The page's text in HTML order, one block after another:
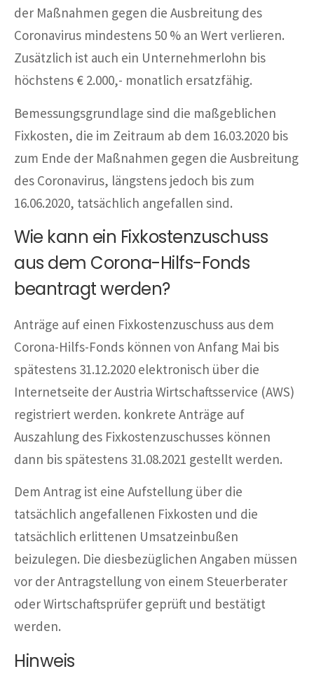
der Maßnahmen gegen die Ausbreitung des
Coronavirus mindestens 50 % an Wert verlieren.
Zusätzlich ist auch ein Unternehmerlohn bis
höchstens € 2.000,- monatlich ersatzfähig.
Bemessungsgrundlage sind die maßgeblichen
Fixkosten, die im Zeitraum ab dem 16.03.2020 bis
zum Ende der Maßnahmen gegen die Ausbreitung
des Coronavirus, längstens jedoch bis zum
16.06.2020, tatsächlich angefallen sind.
Wie kann ein Fixkostenzuschuss
aus dem Corona-Hilfs-Fonds
beantragt werden?
Anträge auf einen Fixkostenzuschuss aus dem
Corona-Hilfs-Fonds können von Anfang Mai bis
spätestens 31.12.2020 elektronisch über die
Internetseite der Austria Wirtschaftsservice (AWS)
registriert werden. konkrete Anträge auf
Auszahlung des Fixkostenzuschusses können
dann bis spätestens 31.08.2021 gestellt werden.
Dem Antrag ist eine Aufstellung über die
tatsächlich angefallenen Fixkosten und die
tatsächlich erlittenen Umsatzeinbußen
beizulegen. Die diesbezüglichen Angaben müssen
vor der Antragstellung von einem Steuerberater
oder Wirtschaftsprüfer geprüft und bestätigt
werden.
Hinweis